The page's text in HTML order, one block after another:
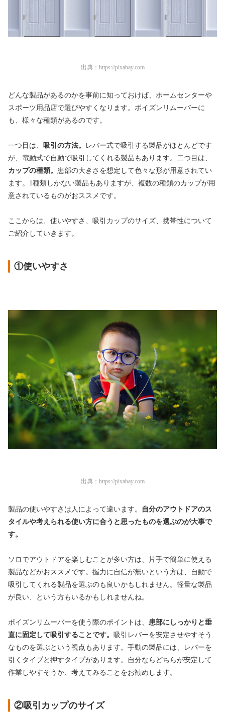
出典： https://pixabay.com
どんな製品があるのかを事前に知っておけば、ホームセンターや
スポーツ用品店で選びやすくなります。ポイズンリムーバーに
も、様々な種類があるのです。
一つ目は、 吸引の方法。
レバー式で吸引する製品がほとんどです
が、電動式で自動で吸引してくれる製品もあります。二つ目は、
カップの種類。 患部の大きさを想定して色々な形が用意されてい
ます。1種類しかない製品もありますが、複数の種類のカップが用
意されているものがおススメです。
ここからは、使いやすさ、吸引カップのサイズ、携帯性について
ご紹介していきます。
①使いやすさ
出典： https://pixabay.com
製品の使いやすさは人によって違います。
自分のアウトドアのス
タイルや考えられる使い方に合うと思ったものを選ぶのが大事で
す。
ソロでアウトドアを楽しむことが多い方は、片手で簡単に使える
製品などがおススメです。握力に自信が無いという方は、自動で
吸引してくれる製品を選ぶのも良いかもしれません。軽量な製品
が良い、という方もいるかもしれませんね。
ポイズンリムーバーを使う際のポイントは、 患部にしっかりと垂
直に固定して吸引することです。 吸引レバーを安定させやすそう
なものを選ぶという視点もあります。手動の製品には、レバーを
引くタイプと押すタイプがあります。自分ならどちらが安定して
作業しやすそうか、考えてみることをお勧めします。
②吸引カップのサイズ